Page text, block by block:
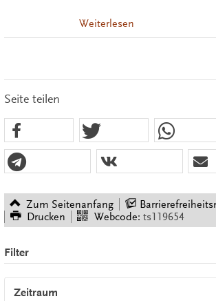
Weiterlesen
Seite teilen
Zum Seitenanfang
Drucken
Webcode: ts119654
Filter
Zeitraum